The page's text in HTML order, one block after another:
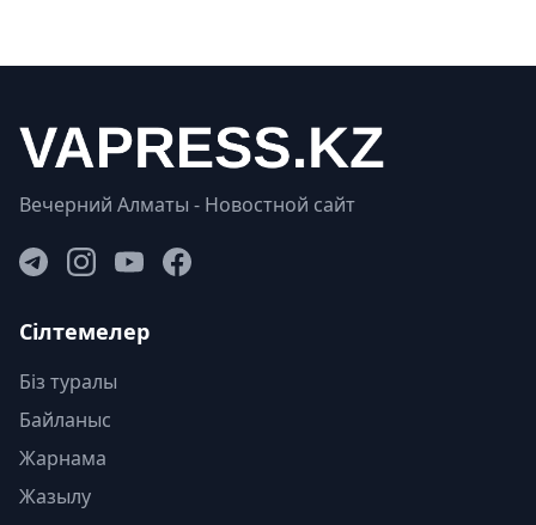
Вечерний Алматы - Новостной сайт
Сілтемелер
Біз туралы
Байланыс
Жарнама
Жазылу